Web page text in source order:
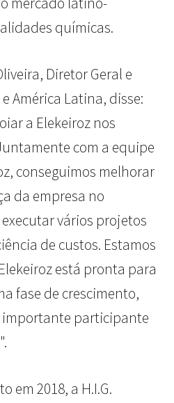
químicas.
Diretor Geral e
América Latina, disse:
a Elekeiroz nos
com a equipe
conseguimos melhorar
da empresa no
vários projetos
de custos. Estamos
está pronta para
fase de crescimento,
importante participante
em 2018, a H.I.G.